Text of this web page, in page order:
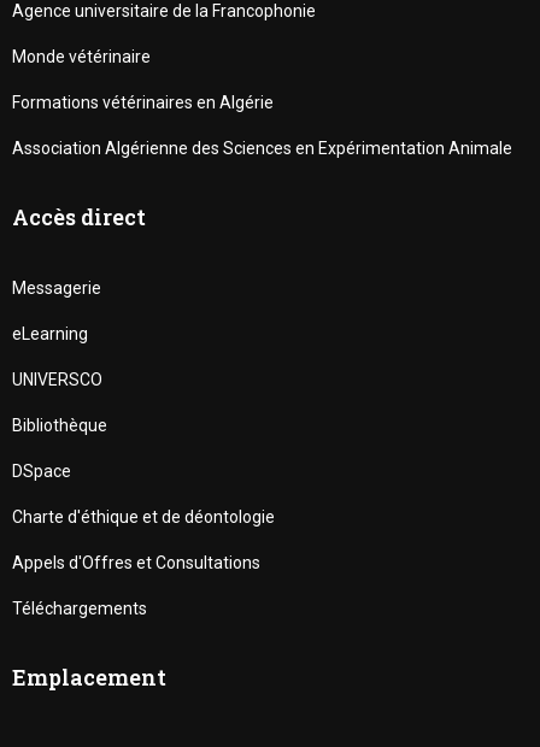
Agence universitaire de la Francophonie
Monde vétérinaire
Formations vétérinaires en Algérie
Association Algérienne des Sciences en Expérimentation Animale
Accès direct
Messagerie
eLearning
UNIVERSCO
Bibliothèque
DSpace
Charte d'éthique et de déontologie
Appels d'Offres et Consultations
Téléchargements
Emplacement